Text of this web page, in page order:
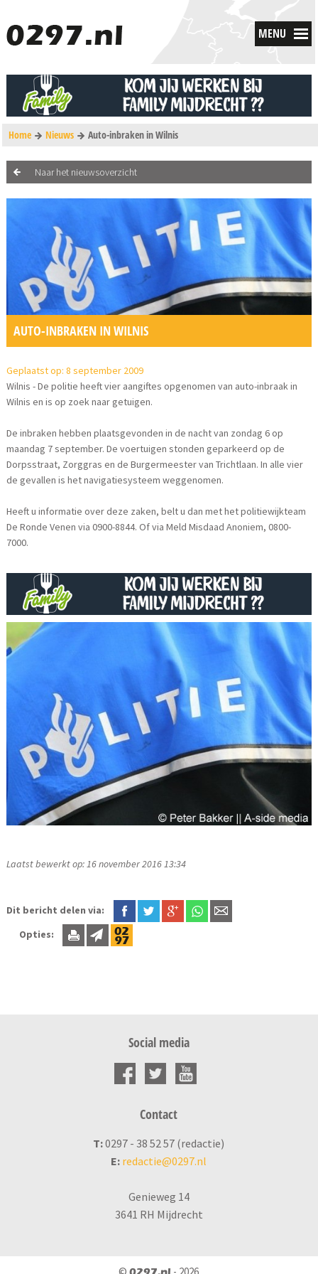
MENU
Home Nieuws Auto-inbraken in Wilnis
Naar het nieuwsoverzicht
AUTO-INBRAKEN IN WILNIS
Geplaatst op: 8 september 2009
Wilnis - De politie heeft vier aangiftes opgenomen van auto-inbraak in
Wilnis en is op zoek naar getuigen.
De inbraken hebben plaatsgevonden in de nacht van zondag 6 op
maandag 7 september. De voertuigen stonden geparkeerd op de
Dorpsstraat, Zorggras en de Burgermeester van Trichtlaan. In alle vier
de gevallen is het navigatiesysteem weggenomen.
Heeft u informatie over deze zaken, belt u dan met het politiewijkteam
De Ronde Venen via 0900-8844. Of via Meld Misdaad Anoniem, 0800-
7000.
Laatst bewerkt op: 16 november 2016 13:34
Dit bericht delen via:
Opties:
Social media
Contact
T:0297 - 38 52 57 (redactie)
E: redactie@0297.nl
Genieweg 14
3641 RH Mijdrecht